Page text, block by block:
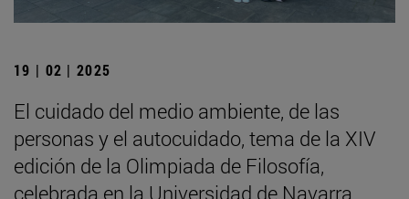
19 | 02 | 2025
El cuidado del medio ambiente, de las
personas y el autocuidado, tema de la XIV
edición de la Olimpiada de Filosofía,
celebrada en la Universidad de Navarra